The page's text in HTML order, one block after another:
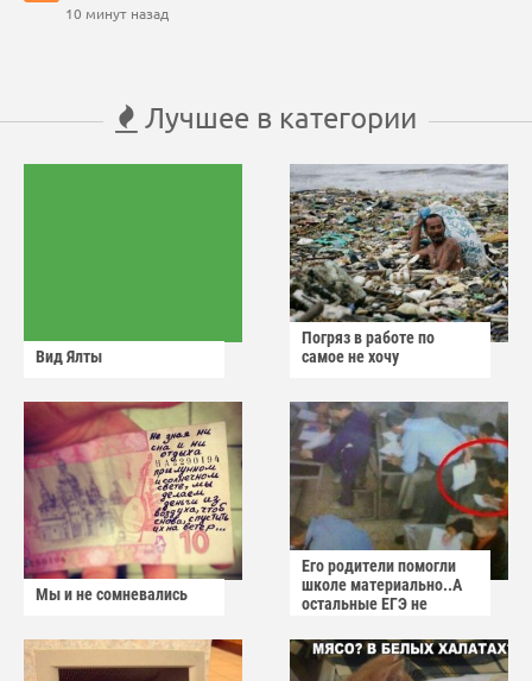
10 минут назад
Лучшее в категории
Вид Ялты
Погряз в работе по
самое не хочу
Мы и не сомневались
Его родители помогли
школе материально..А
остальные ЕГЭ не